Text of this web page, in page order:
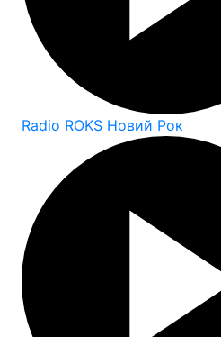
Radio ROKS Новий Рок